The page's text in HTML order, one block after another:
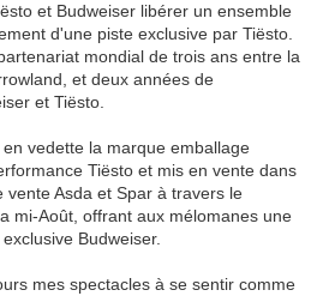
et Budweiser libérer un ensemble
d'une piste exclusive par Tiësto.
mondial de trois ans entre la
et deux années de
et Tiësto.
vedette la marque emballage
Tiësto et mis en vente dans
vente Asda et Spar à travers le
mi-Août, offrant aux mélomanes une
Budweiser.
mes spectacles à se sentir comme